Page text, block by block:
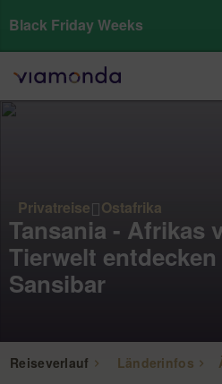
Black Friday Weeks
Privatreise Ostafrika
Tansania - Afrikas
Tierwelt
Sansibar
Reiseverlauf Länderinfos